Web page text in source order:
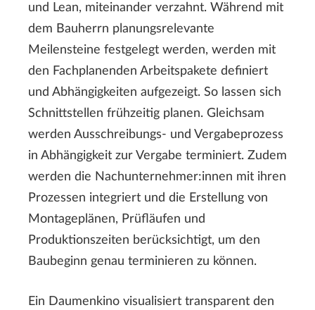
und Lean, miteinander verzahnt. Während mit
dem Bauherrn planungsrelevante
Meilensteine festgelegt werden, werden mit
den Fachplanenden Arbeitspakete definiert
und Abhängigkeiten aufgezeigt. So lassen sich
Schnittstellen frühzeitig planen. Gleichsam
werden Ausschreibungs- und Vergabeprozess
in Abhängigkeit zur Vergabe terminiert. Zudem
werden die Nachunternehmer:innen mit ihren
Prozessen integriert und die Erstellung von
Montageplänen, Prüfläufen und
Produktionszeiten berücksichtigt, um den
Baubeginn genau terminieren zu können.
Ein Daumenkino visualisiert transparent den